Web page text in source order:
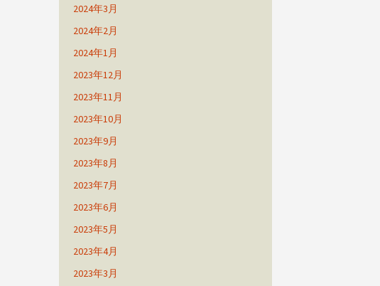
2024年3月
2024年2月
2024年1月
2023年12月
2023年11月
2023年10月
2023年9月
2023年8月
2023年7月
2023年6月
2023年5月
2023年4月
2023年3月